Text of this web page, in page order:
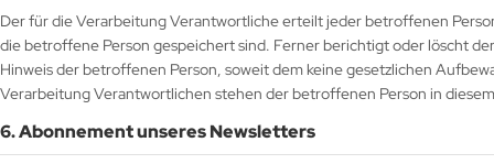
Der für die Verarbeitung Verantwortliche erteilt jeder betroffenen
die betroffene Person gespeichert sind. Ferner berichtigt oder löscht
Hinweis der betroffenen Person, soweit dem keine gesetzlichen
Verarbeitung Verantwortlichen stehen der betroffenen Person in
6. Abonnement unseres Newsletters